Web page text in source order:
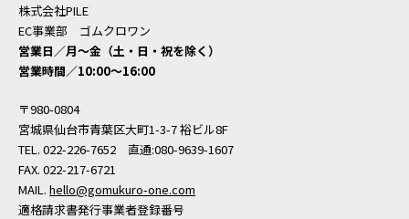
株式会社PILE
EC事業部 ゴムクロワン
営業日／月〜金（土・日・祝を除く）
営業時間／10:00〜16:00
〒980-0804
宮城県仙台市青葉区大町1-3-7 裕ビル8F
TEL. 022-226-7652 直通:080-9639-1607
FAX. 022-217-6721
MAIL. hello@gomukuro-one.com
適格請求書発行事業者登録番号